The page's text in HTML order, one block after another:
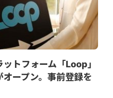
トフォーム「Loop」
ープン。事前登録を